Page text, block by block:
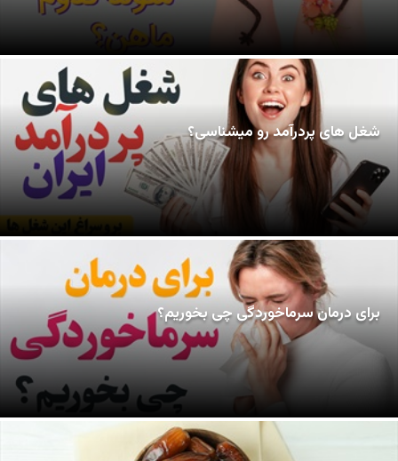
شغل های پردرآمد رو میشناسی؟
برای درمان سرماخوردگی چی بخوریم؟